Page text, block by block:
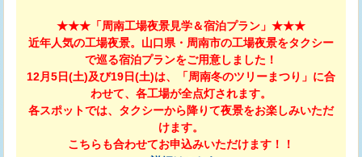
★★★「周南工場夜景見学＆宿泊プラン」★★★
近年人気の工場夜景。山口県・周南市の工場夜景をタクシー
で巡る宿泊プランをご用意しました！
12月5日(土)及び19日(土)は、「周南冬のツリーまつり」に合
わせて、各工場が全点灯されます。
各スポットでは、タクシーから降りて夜景をお楽しみいただ
けます。
こちらも合わせてお申込みいただけます！！